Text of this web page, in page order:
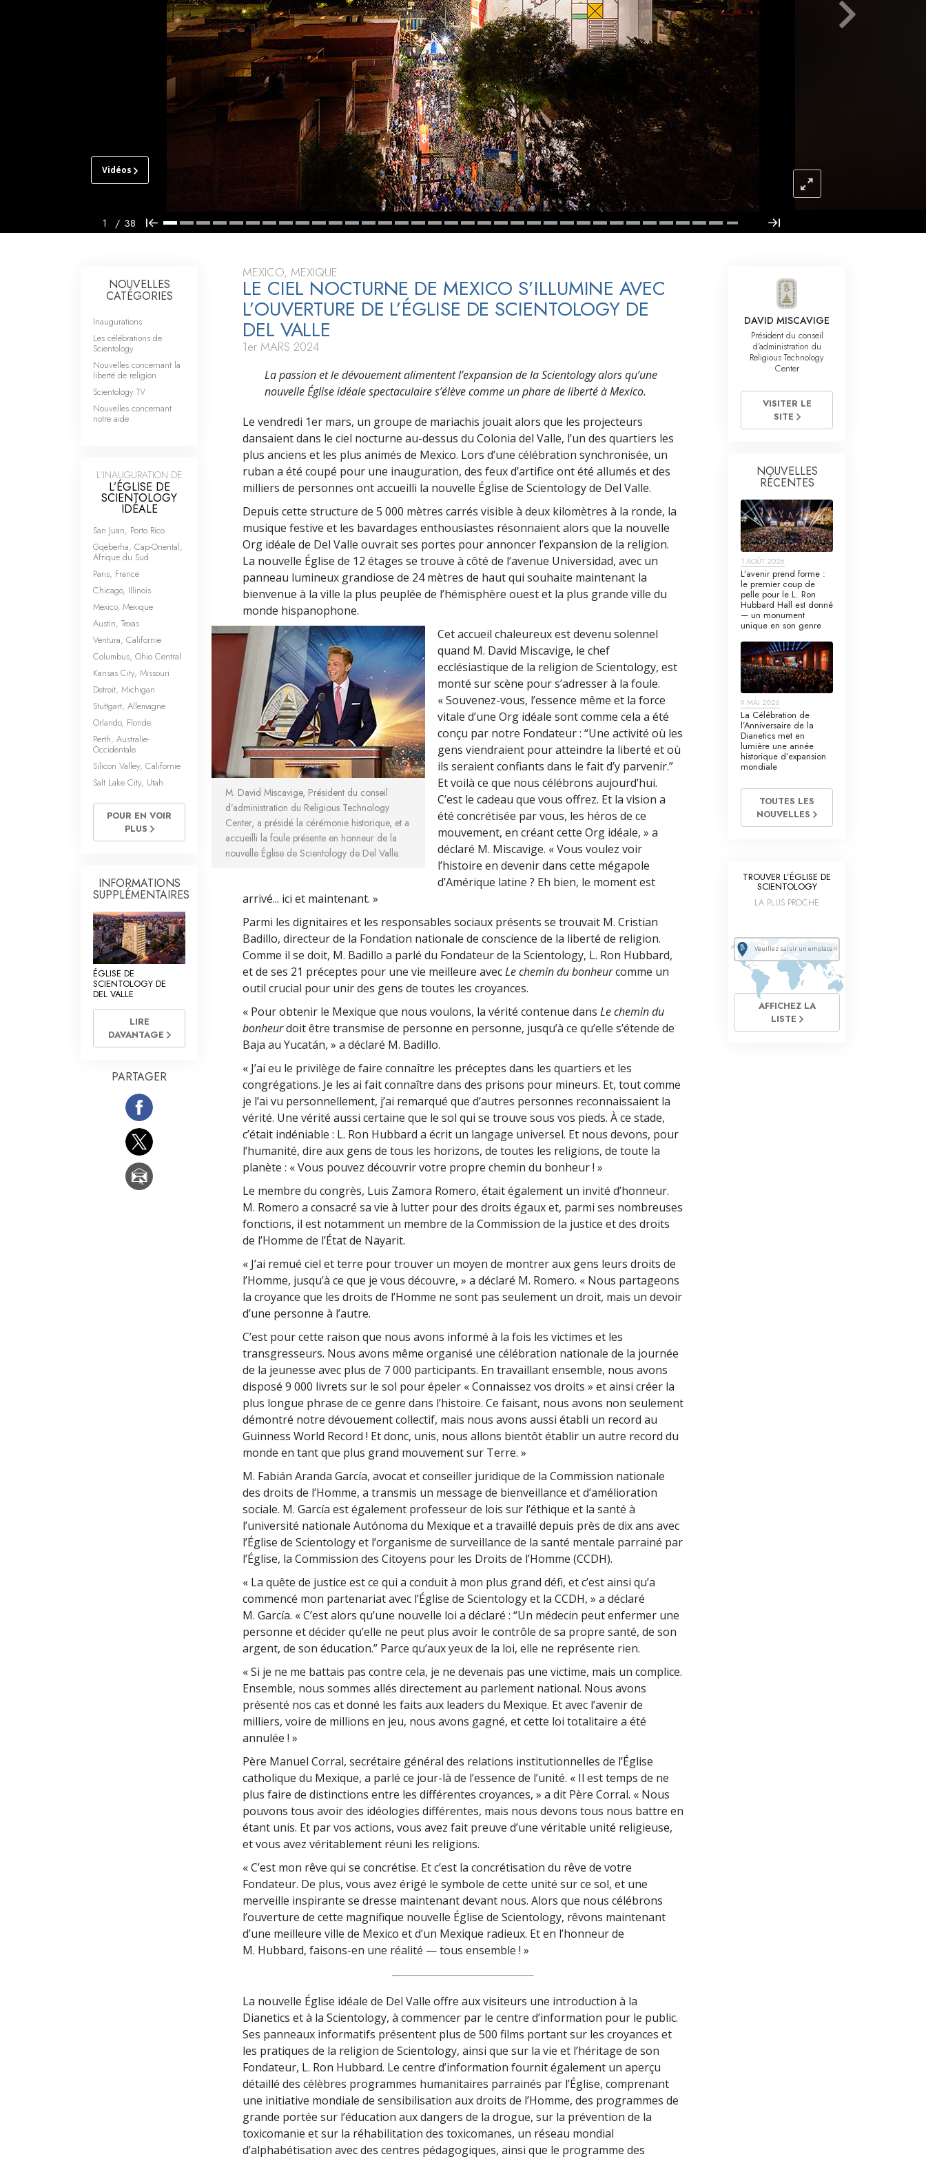
Qu’est-ce que la grandeur ? L’échelle des tons émotionnels
Réponses aux drogues
Les enfants
Des outils pour le monde du travail
L’éthique et les conditions
La raison de l’oppression
Les investigations
Les fondements de l’organisation
Les fondements des relations publiques
La technologie de l’étude
Vidéos
DE
DEL VALLE
INAUGURATION
1 / 38
MEXICO, MEXIQUE
LE CIEL NOCTURNE DE MEXICO S’ILLUMINE AVEC
L’OUVERTURE DE L’ÉGLISE DE SCIENTOLOGY DE
DEL VALLE
1er MARS 2024
La passion et le dévouement alimentent l’expansion de la Scientology alors qu’une
nouvelle Église idéale spectaculaire s’élève comme un phare de liberté à Mexico.
Le vendredi 1er mars, un groupe de mariachis jouait alors que les projecteurs
dansaient dans le ciel nocturne au-dessus du Colonia del Valle, l’un des quartiers les
plus anciens et les plus animés de Mexico. Lors d’une célébration synchronisée, un
ruban a été coupé pour une inauguration, des feux d’artifice ont été allumés et des
milliers de personnes ont accueilli la nouvelle Église de Scientology de Del Valle.
Depuis cette structure de 5 000 mètres carrés visible à deux kilomètres à la ronde, la
musique festive et les bavardages enthousiastes résonnaient alors que la nouvelle
Org idéale de Del Valle ouvrait ses portes pour annoncer l’expansion de la religion.
La nouvelle Église de 12 étages se trouve à côté de l’avenue Universidad, avec un
panneau lumineux grandiose de 24 mètres de haut qui souhaite maintenant la
bienvenue à la ville la plus peuplée de l’hémisphère ouest et la plus grande ville du
monde hispanophone.
M. David Miscavige, Président du conseil
d’administration du Religious Technology
Center, a présidé la cérémonie historique, et a
accueilli la foule présente en honneur de la
nouvelle Église de Scientology de Del Valle.
Cet accueil chaleureux est devenu solennel
quand M. David Miscavige, le chef
ecclésiastique de la religion de Scientology, est
monté sur scène pour s’adresser à la foule.
« Souvenez-vous, l’essence même et la force
vitale d’une Org idéale sont comme cela a été
conçu par notre Fondateur : “Une activité où les
gens viendraient pour atteindre la liberté et où
ils seraient confiants dans le fait d’y parvenir.”
Et voilà ce que nous célébrons aujourd’hui.
C’est le cadeau que vous offrez. Et la vision a
été concrétisée par vous, les héros de ce
mouvement, en créant cette Org idéale, » a
déclaré M. Miscavige. « Vous voulez voir
l’histoire en devenir dans cette mégapole
d’Amérique latine ? Eh bien, le moment est
arrivé... ici et maintenant. »
Parmi les dignitaires et les responsables sociaux présents se trouvait M. Cristian
Badillo, directeur de la Fondation nationale de conscience de la liberté de religion.
Comme il se doit, M. Badillo a parlé du Fondateur de la Scientology, L. Ron Hubbard,
et de ses 21 préceptes pour une vie meilleure avecLe chemin du bonheurcomme un
outil crucial pour unir des gens de toutes les croyances.
« Pour obtenir le Mexique que nous voulons, la vérité contenue dans Le chemin du
bonheurdoit être transmise de personne en personne, jusqu’à ce qu’elle s’étende de
Baja au Yucatán, » a déclaré M. Badillo.
« J’ai eu le privilège de faire connaître les préceptes dans les quartiers et les
congrégations. Je les ai fait connaître dans des prisons pour mineurs. Et, tout comme
je l’ai vu personnellement, j’ai remarqué que d’autres personnes reconnaissaient la
vérité. Une vérité aussi certaine que le sol qui se trouve sous vos pieds. À ce stade,
c’était indéniable : L. Ron Hubbard a écrit un langage universel. Et nous devons, pour
l’humanité, dire aux gens de tous les horizons, de toutes les religions, de toute la
planète : « Vous pouvez découvrir votre propre chemin du bonheur ! »
Le membre du congrès, Luis Zamora Romero, était également un invité d’honneur.
M. Romero a consacré sa vie à lutter pour des droits égaux et, parmi ses nombreuses
fonctions, il est notamment un membre de la Commission de la justice et des droits
de l’Homme de l’État de Nayarit.
« J’ai remué ciel et terre pour trouver un moyen de montrer aux gens leurs droits de
l’Homme, jusqu’à ce que je vous découvre, » a déclaré M. Romero. « Nous partageons
la croyance que les droits de l’Homme ne sont pas seulement un droit, mais un devoir
d’une personne à l’autre.
C’est pour cette raison que nous avons informé à la fois les victimes et les
transgresseurs. Nous avons même organisé une célébration nationale de la journée
de la jeunesse avec plus de 7 000 participants. En travaillant ensemble, nous avons
disposé 9 000 livrets sur le sol pour épeler « Connaissez vos droits » et ainsi créer la
plus longue phrase de ce genre dans l’histoire. Ce faisant, nous avons non seulement
démontré notre dévouement collectif, mais nous avons aussi établi un record au
Guinness World Record ! Et donc, unis, nous allons bientôt établir un autre record du
monde en tant que plus grand mouvement sur Terre. »
M. Fabián Aranda García, avocat et conseiller juridique de la Commission nationale
des droits de l’Homme, a transmis un message de bienveillance et d’amélioration
sociale. M. García est également professeur de lois sur l’éthique et la santé à
l’université nationale Autónoma du Mexique et a travaillé depuis près de dix ans avec
l’Église de Scientology et l’organisme de surveillance de la santé mentale parrainé par
l’Église, la Commission des Citoyens pour les Droits de l’Homme (CCDH).
« La quête de justice est ce qui a conduit à mon plus grand défi, et c’est ainsi qu’a
commencé mon partenariat avec l’Église de Scientology et la CCDH, » a déclaré
M. García. « C’est alors qu’une nouvelle loi a déclaré : “Un médecin peut enfermer une
personne et décider qu’elle ne peut plus avoir le contrôle de sa propre santé, de son
argent, de son éducation.” Parce qu’aux yeux de la loi, elle ne représente rien.
« Si je ne me battais pas contre cela, je ne devenais pas une victime, mais un complice.
Ensemble, nous sommes allés directement au parlement national. Nous avons
présenté nos cas et donné les faits aux leaders du Mexique. Et avec l’avenir de
milliers, voire de millions en jeu, nous avons gagné, et cette loi totalitaire a été
annulée ! »
Père Manuel Corral, secrétaire général des relations institutionnelles de l’Église
catholique du Mexique, a parlé ce jour-là de l’essence de l’unité. « Il est temps de ne
plus faire de distinctions entre les différentes croyances, » a dit Père Corral. « Nous
pouvons tous avoir des idéologies différentes, mais nous devons tous nous battre en
étant unis. Et par vos actions, vous avez fait preuve d’une véritable unité religieuse,
et vous avez véritablement réuni les religions.
« C’est mon rêve qui se concrétise. Et c’est la concrétisation du rêve de votre
Fondateur. De plus, vous avez érigé le symbole de cette unité sur ce sol, et une
merveille inspirante se dresse maintenant devant nous. Alors que nous célébrons
l’ouverture de cette magnifique nouvelle Église de Scientology, rêvons maintenant
d’une meilleure ville de Mexico et d’un Mexique radieux. Et en l’honneur de
M. Hubbard, faisons-en une réalité — tous ensemble ! »
La nouvelle Église idéale de Del Valle offre aux visiteurs une introduction à la
Dianetics et à la Scientology, à commencer par le centre d’information pour le public.
Ses panneaux informatifs présentent plus de 500 films portant sur les croyances et
les pratiques de la religion de Scientology, ainsi que sur la vie et l’héritage de son
Fondateur, L. Ron Hubbard. Le centre d’information fournit également un aperçu
détaillé des célèbres programmes humanitaires parrainés par l’Église, comprenant
une initiative mondiale de sensibilisation aux droits de l’Homme, des programmes de
grande portée sur l’éducation aux dangers de la drogue, sur la prévention de la
toxicomanie et sur la réhabilitation des toxicomanes, un réseau mondial
d’alphabétisation avec des centres pédagogiques, ainsi que le programme des
NOUVELLES
CATÉGORIES
Inaugurations
Les célébrations de
Scientology
Nouvelles concernant la
liberté de religion
Scientology TV
Nouvelles concernant
notre aide
L’INAUGURATION DE
L’ÉGLISE DE
SCIENTOLOGY
IDÉALE
San Juan, Porto Rico
Gqeberha, Cap-Oriental,
Afrique du Sud
Paris, France
Chicago, Illinois
Mexico, Mexique
Austin, Texas
Ventura, Californie
Columbus, Ohio Central
Kansas City, Missouri
Detroit, Michigan
Stuttgart, Allemagne
Orlando, Floride
Perth, Australie-
Occidentale
Silicon Valley, Californie
Salt Lake City, Utah
POUR EN VOIR
PLUS
INFORMATIONS
SUPPLÉMENTAIRES
ÉGLISE DE
SCIENTOLOGY DE
DEL VALLE
LIRE
DAVANTAGE
PARTAGER
DAVID MISCAVIGE
Président du conseil
d’administration du
Religious Technology
Center
VISITER LE
SITE
NOUVELLES
RÉCENTES
1 AOÛT 2026
L’avenir prend forme :
le premier coup de
pelle pour le L. Ron
Hubbard Hall est donné
— un monument
unique en son genre
9 MAI 2026
La Célébration de
l’Anniversaire de la
Dianetics met en
lumière une année
historique d’expansion
mondiale
TOUTES LES
NOUVELLES
TROUVER L’ÉGLISE DE
SCIENTOLOGY
LA PLUS PROCHE
AFFICHEZ LA
LISTE